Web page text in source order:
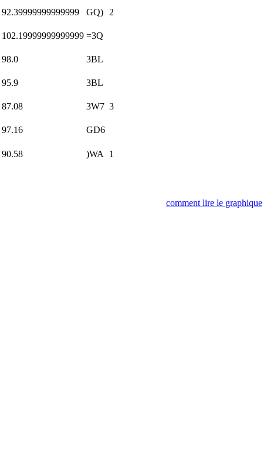
92.39999999999999 GQ) 2
102.19999999999999 =3Q
98.0 3BL
95.9 3BL
87.08 3W7 3
97.16 GD6
90.58 )WA 1
comment lire le graphique